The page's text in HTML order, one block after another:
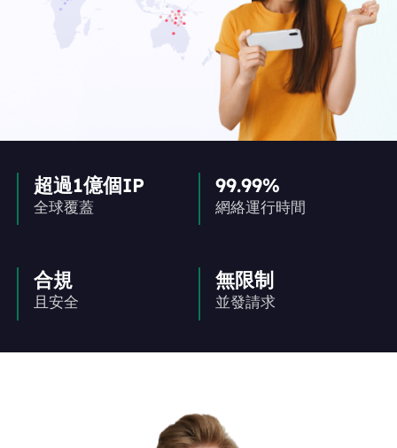
超過1億個IP
全球覆蓋
99.99%
網絡運行時間
合規
且安全
無限制
並發請求